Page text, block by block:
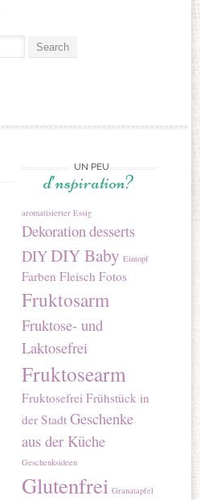
UN PEU
d’nspiration?
aromatisierter Essig
Dekoration desserts
DIYDIY Baby Eintopf
Farben Fleisch Fotos
Fruktosarm
Fruktose- und
Laktosefrei
Fruktosearm
Fruktosefrei Frühstück in
der Stadt Geschenke
aus der Küche
Geschenksideen
Glutenfrei Granatapfel